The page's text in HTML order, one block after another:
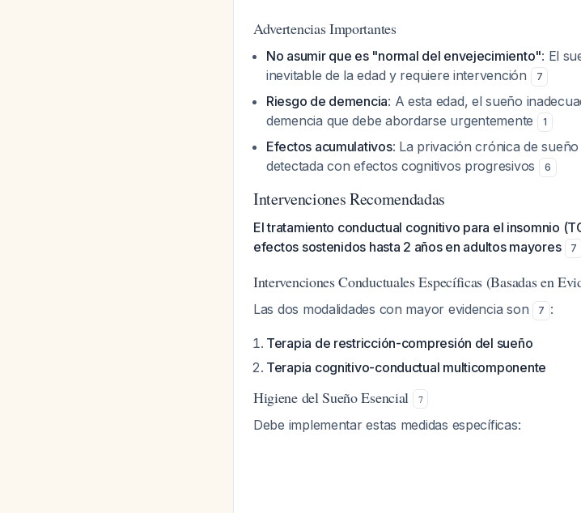
Advertencias Importantes
No asumir que es "normal del envejecimiento": El
inevitable de la edad y requiere intervención
7
Riesgo de demencia: A esta edad, el sueño
demencia que debe abordarse urgentemente
1
Efectos acumulativos: La privación crónica de
detectada con efectos cognitivos progresivos
6
Intervenciones Recomendadas
El tratamiento conductual cognitivo para el insomnio
efectos sostenidos hasta 2 años en adultos mayores
7
Intervenciones Conductuales Específicas (Basadas en
Las dos modalidades con mayor evidencia son 7 :
Terapia de restricción-compresión del sueño
Terapia cognitivo-conductual multicomponente
Higiene del Sueño Esencial 7
Debe implementar estas medidas específicas: